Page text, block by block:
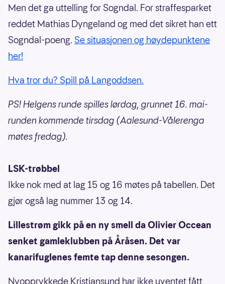
Men det ga uttelling for Sogndal. For straffesparket
reddet Mathias Dyngeland og med det sikret han ett
Sogndal-poeng. Se situasjonen og høydepunktene
her!
Hva tror du? Spill på Langoddsen.
PS! Helgens runde spilles lørdag, grunnet 16. mai-
runden kommende tirsdag (Aalesund-Vålerenga
møtes fredag).
LSK-trøbbel
Ikke nok med at lag 15 og 16 møtes på tabellen. Det
gjør også lag nummer 13 og 14.
Lillestrøm gikk på en ny smell da Olivier Occean
senket gamleklubben på Åråsen. Det var
kanarifuglenes femte tap denne sesongen.
Nyopprykkede Kristiansund har ikke uventet fått